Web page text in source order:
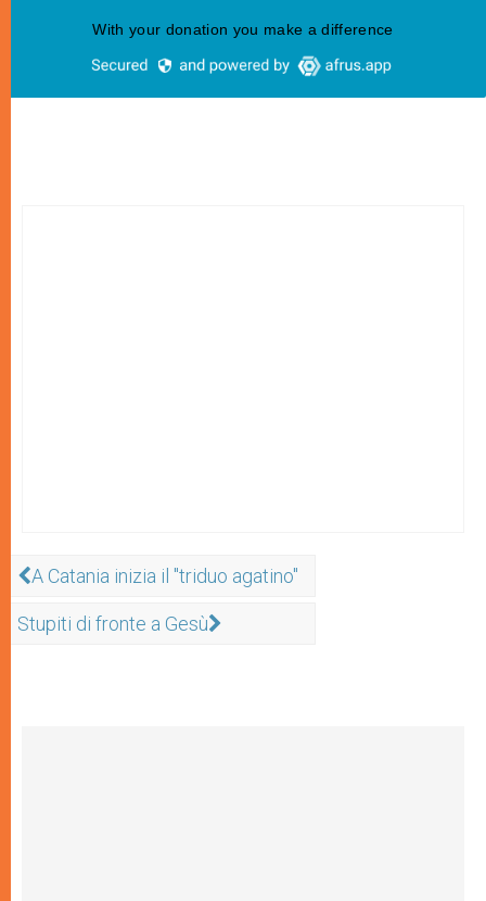
A Catania inizia il "triduo agatino"
Stupiti di fronte a Gesù